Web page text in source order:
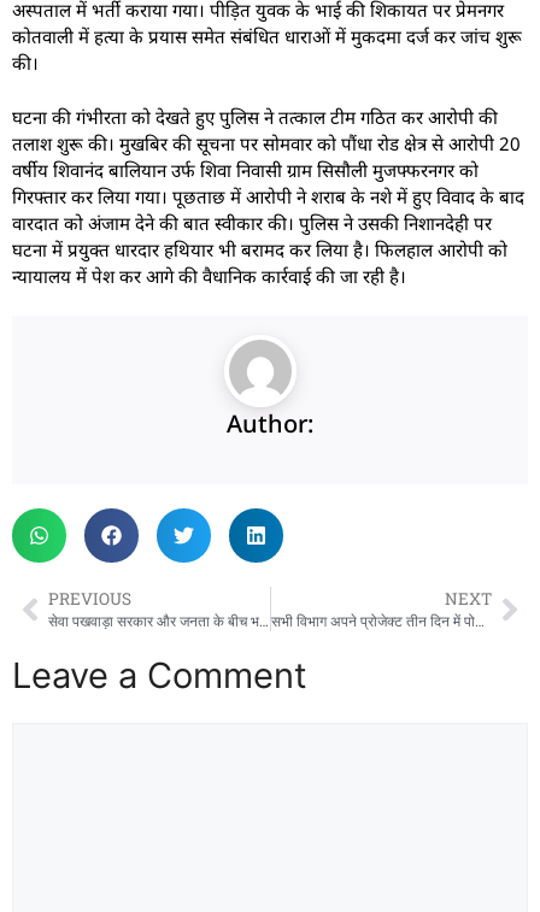
अस्पताल में भर्ती कराया गया। पीड़ित युवक के भाई की शिकायत पर प्रेमनगर
कोतवाली में हत्या के प्रयास समेत संबंधित धाराओं में मुकदमा दर्ज कर जांच शुरू
की।
घटना की गंभीरता को देखते हुए पुलिस ने तत्काल टीम गठित कर आरोपी की
तलाश शुरू की। मुखबिर की सूचना पर सोमवार को पौंधा रोड क्षेत्र से आरोपी 20
वर्षीय शिवानंद बालियान उर्फ शिवा निवासी ग्राम सिसौली मुजफ्फरनगर को
गिरफ्तार कर लिया गया। पूछताछ में आरोपी ने शराब के नशे में हुए विवाद के बाद
वारदात को अंजाम देने की बात स्वीकार की। पुलिस ने उसकी निशानदेही पर
घटना में प्रयुक्त धारदार हथियार भी बरामद कर लिया है। फिलहाल आरोपी को
न्यायालय में पेश कर आगे की वैधानिक कार्रवाई की जा रही है।
Author:
PREVIOUS
सेवा पखवाड़ा सरकार और जनता के बीच भरोसे का सेतु: महाराज
NEXT
सभी विभाग अपने प्रोजेक्ट तीन दिन में पोर्टल पर अपलोड करें: मुख्य सचिव
Leave a Comment